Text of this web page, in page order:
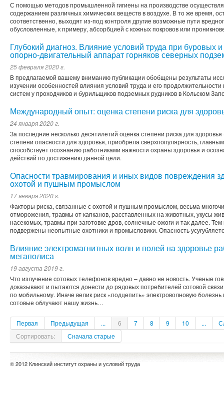
С помощью методов промышленной гигиены на производстве
содержанием различных химических веществ в воздухе. В то же время,
соответственно, выходят из-под контроля другие возможные пути
обусловленные, к примеру, абсорбцией с кожных покровов или
Глубокий диагноз. Влияние условий труда при буровых
опорно-двигательный аппарат горняков северных
25 февраля 2020 г.
В предлагаемой вашему вниманию публикации обобщены результаты
изучении особенностей влияния условий труда и его
систем у проходчиков и бурильщиков подземных рудников в Кольском
Международный опыт: оценка степени риска для
24 января 2020 г.
За последние несколько десятилетий оценка степени риска для
степени опасности для здоровья, приобрела сверхпопулярность,
способствует осознанию работниками важности охраны здоровья и
действий по достижению данной цели.
Опасности травмирования и иных видов повреждения
охотой и пушным промыслом
17 января 2020 г.
Факторы риска, связанные с охотой и пушным промыслом, весьма
отморожения, травмы от капканов, расставленных на животных, укусы
насекомых, травмы при заготовке дров, солнечные ожоги и так далее.
подвержены неопытные охотники и промысловики. Опасность
Влияние электромагнитных волн и полей на здоровье
мегаполиса
19 августа 2019 г.
Что излучение сотовых телефонов вредно – давно не новость. Ученые
доказывают и пытаются донести до рядовых потребителей сотовой
по мобильному. Иначе велик риск «подцепить» электроволновую болезнь
сотовые облучают нашу жизнь…
Первая Предыдущая ... 6 7 8 9 10 ...
Сортировать:
Сначала старые
© 2012 Клинский институт охраны и условий труда